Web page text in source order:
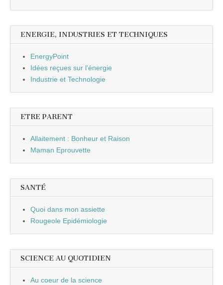
ENERGIE, INDUSTRIES ET TECHNIQUES
EnergyPoint
Idées reçues sur l'énergie
Industrie et Technologie
ETRE PARENT
Allaitement : Bonheur et Raison
Maman Eprouvette
SANTÉ
Quoi dans mon assiette
Rougeole Epidémiologie
SCIENCE AU QUOTIDIEN
Au coeur de la science